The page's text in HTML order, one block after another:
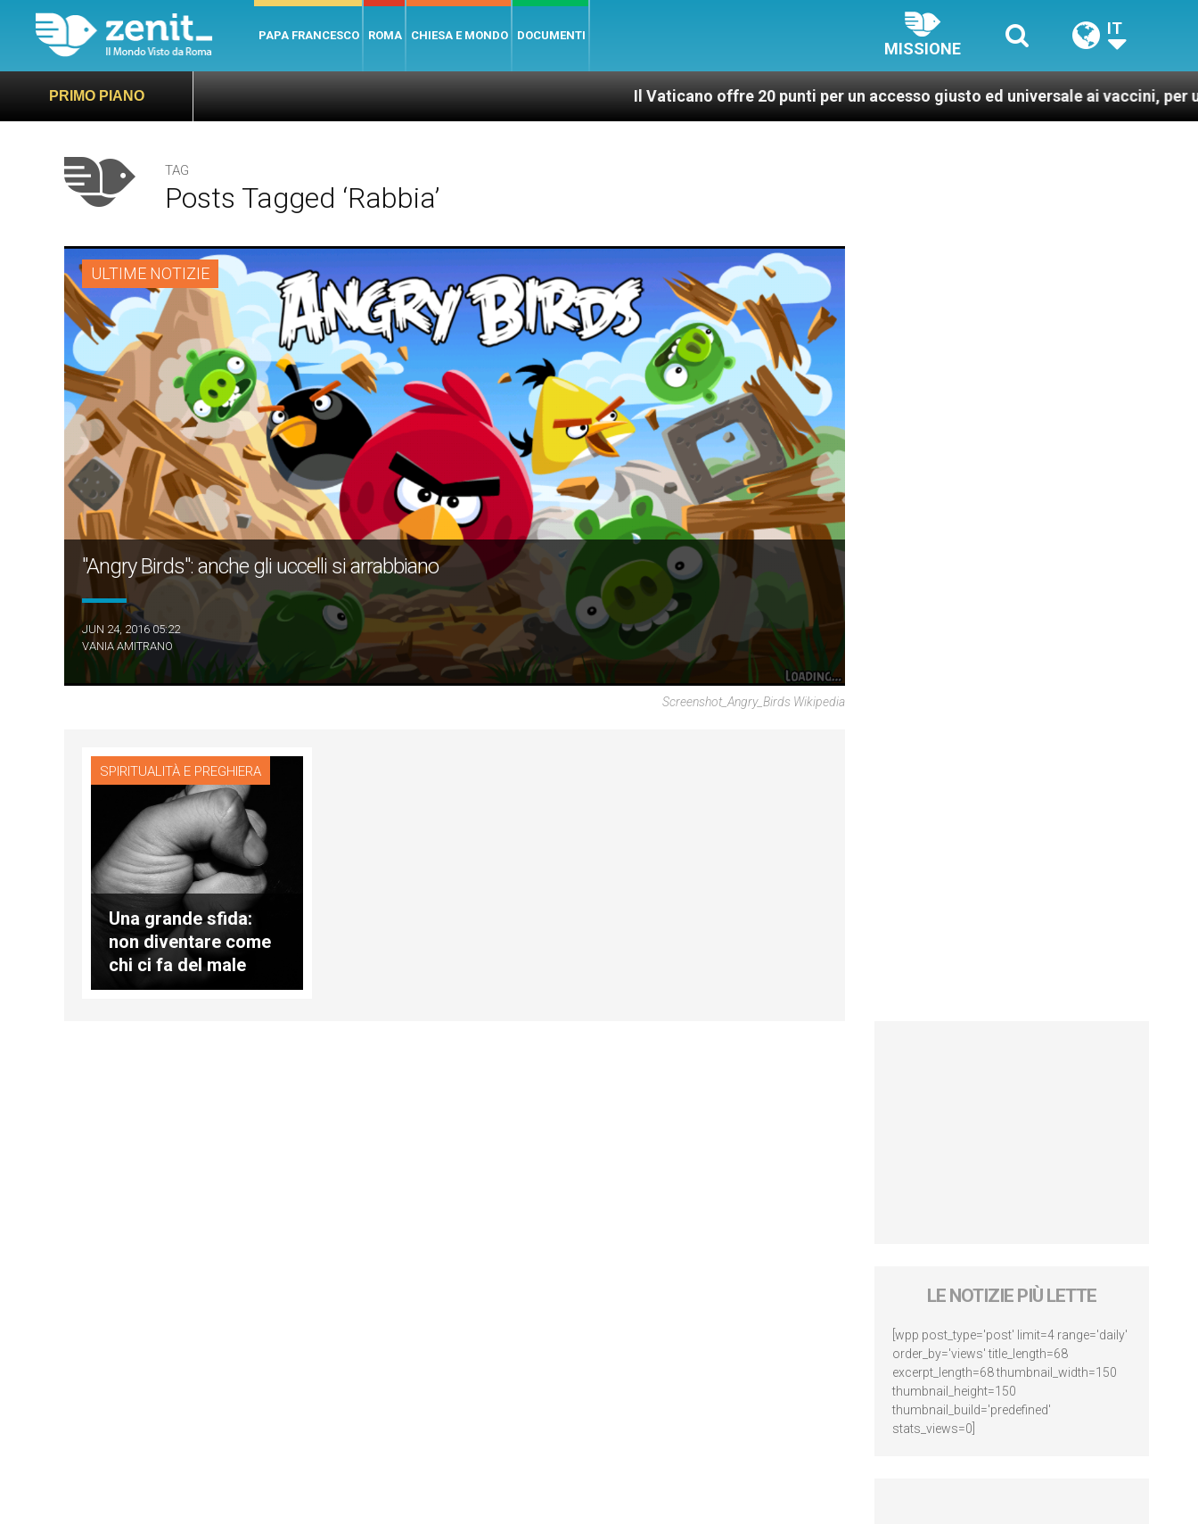
PAPA FRANCESCO ROMA CHIESA E MONDO DOCUMENTI
MISSIONE
IT
PRIMO PIANO Il Vaticano offre 20 punti per un accesso giusto ed universale ai vaccini, per un mondo più
TAG
Posts Tagged ‘rabbia’
ULTIME NOTIZIE
"Angry Birds": anche gli uccelli si arrabbiano
JUN 24, 2016 05:22
VANIA AMITRANO
Screenshot_Angry_Birds Wikipedia
SPIRITUALITÀ E PREGHIERA
Una grande sfida:
non diventare come
chi ci fa del male
LE NOTIZIE PIÙ LETTE
[wpp post_type='post' limit=4 range='daily'
order_by='views' title_length=68
excerpt_length=68 thumbnail_width=150
thumbnail_height=150
thumbnail_build='predefined'
stats_views=0]